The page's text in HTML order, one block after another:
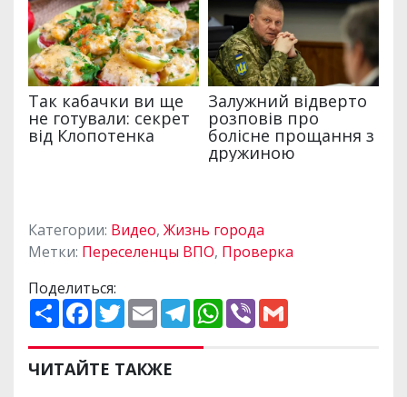
Категории: Видео, Жизнь города
Метки: Переселенцы ВПО, Проверка
Поделиться:
П
о
и
р
и
F
a
e
b
o
T
w
t
t
e
E
m
i
l
T
e
e
W
h
V
ЧИТАЙТЕ ТАКЖЕ